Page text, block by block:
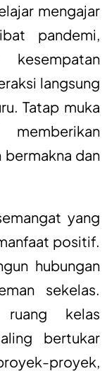
mengajar
pandemi,
langsung
Tatap muka
bermakna dan
yang
positif.
hubungan
sekelas.
ruang kelas
bertukar
proyek,